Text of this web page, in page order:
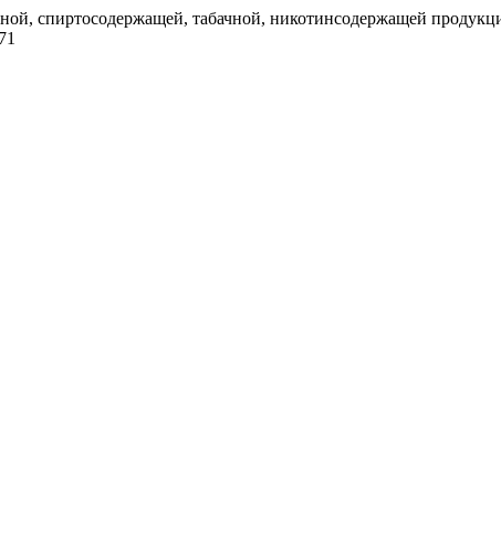
спиртосодержащей, табачной, никотинсодержащей